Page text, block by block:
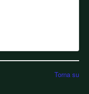
Torna su